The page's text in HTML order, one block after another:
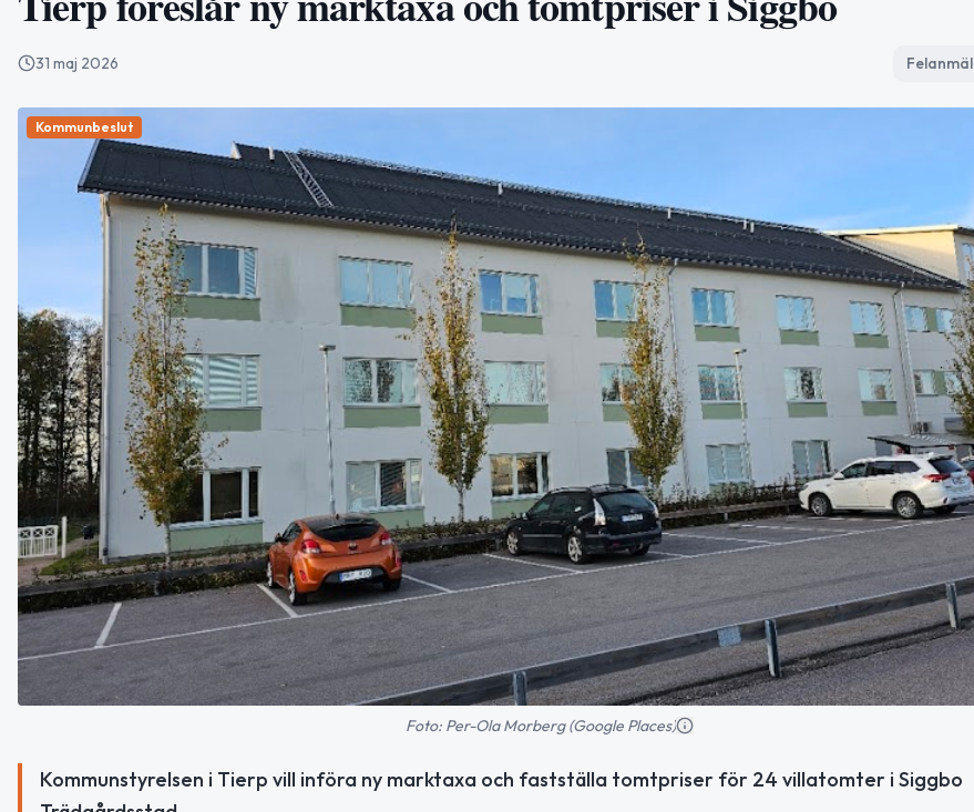
31 maj 2026 Felanmäl
Kommunbeslut
Foto: Per-Ola Morberg (Google Places)
Kommunstyrelsen i Tierp vill införa ny marktaxa och fastställa tomtpriser för 24 villatomter i Siggbo